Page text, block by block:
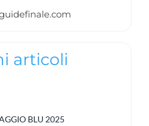
articoli
BLU 2025